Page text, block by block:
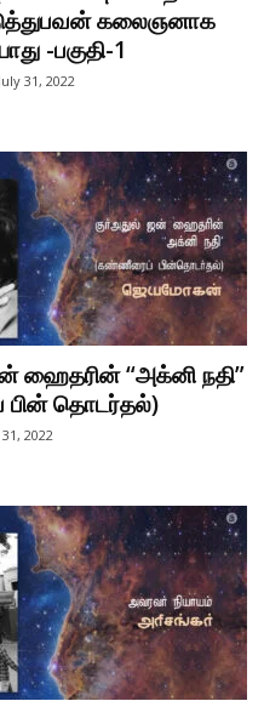
கலைஞனாக
-பகுதி-1
July 31, 2022
ஹைதரின் “அக்னி நதி”
தொடர்தல்)
31, 2022